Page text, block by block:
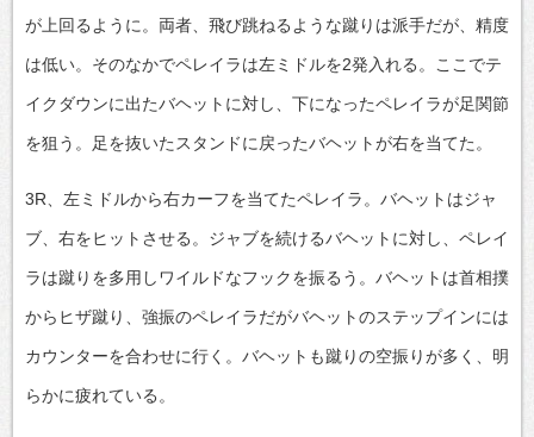
が上回るように。両者、飛び跳ねるような蹴りは派手だが、精度
は低い。そのなかでペレイラは左ミドルを2発入れる。ここでテ
イクダウンに出たバヘットに対し、下になったペレイラが足関節
を狙う。足を抜いたスタンドに戻ったバヘットが右を当てた。
3R、左ミドルから右カーフを当てたペレイラ。バヘットはジャ
ブ、右をヒットさせる。ジャブを続けるバヘットに対し、ペレイ
ラは蹴りを多用しワイルドなフックを振るう。バヘットは首相撲
からヒザ蹴り、強振のペレイラだがバヘットのステップインには
カウンターを合わせに行く。バヘットも蹴りの空振りが多く、明
らかに疲れている。